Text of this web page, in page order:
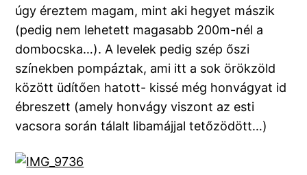
úgy éreztem magam, mint aki hegyet mászik
(pedig nem lehetett magasabb 200m-nél a
dombocska…). A levelek pedig szép őszi
színekben pompáztak, ami itt a sok örökzöld
között üdítően hatott- kissé még honvágyat id
ébreszett (amely honvágy viszont az esti
vacsora során tálalt libamájjal tetőzödött…)